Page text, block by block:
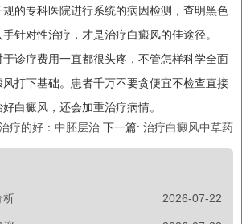
的专科医院进行系统的病因检测，查明黑色
针对性治疗，才是治疗白癜风的佳途径。
疗费用一直都很头疼，不管怎样科学全面
打下基础。患者千万不要贪便宜不检查直接
白癜风，还会加重治疗病情。
疗的好：中胚层治 下一篇: 治疗白癜风中草药
2026-07-22
析